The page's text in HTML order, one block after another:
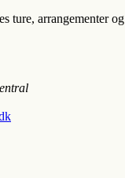
ture, arrangementer